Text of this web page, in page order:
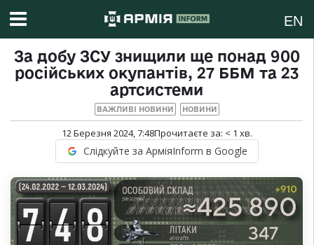
EN
За добу ЗСУ знищили ще понад 900
російських окупантів, 27 ББМ та 23
артсистеми
ВАЖЛИВІ НОВИНИ НОВИНИ
12 Березня 2024, 7:48Прочитаєте за: < 1 хв.
Слідкуйте за АрміяInform в Google